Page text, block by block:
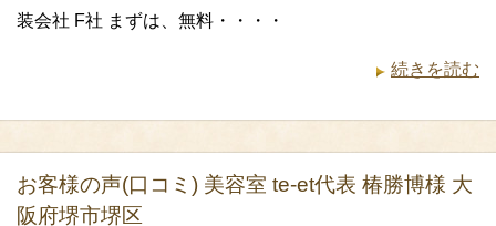
装会社 F社 まずは、無料・・・・
続きを読む
お客様の声(口コミ) 美容室 te-et代表 椿勝博様 大
阪府堺市堺区